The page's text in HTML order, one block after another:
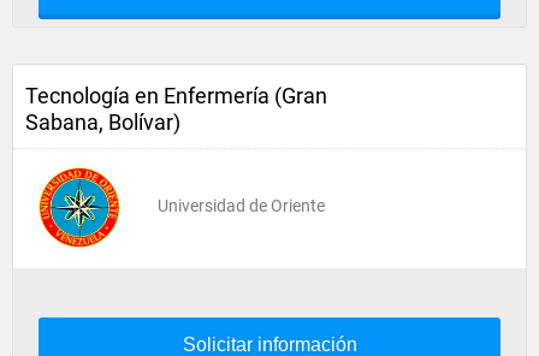
Tecnología en Enfermería (Gran
Sabana, Bolívar)
Universidad de Oriente
Solicitar información